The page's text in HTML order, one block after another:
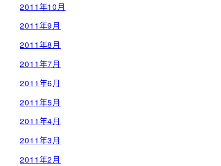
2011年10月
2011年9月
2011年8月
2011年7月
2011年6月
2011年5月
2011年4月
2011年3月
2011年2月